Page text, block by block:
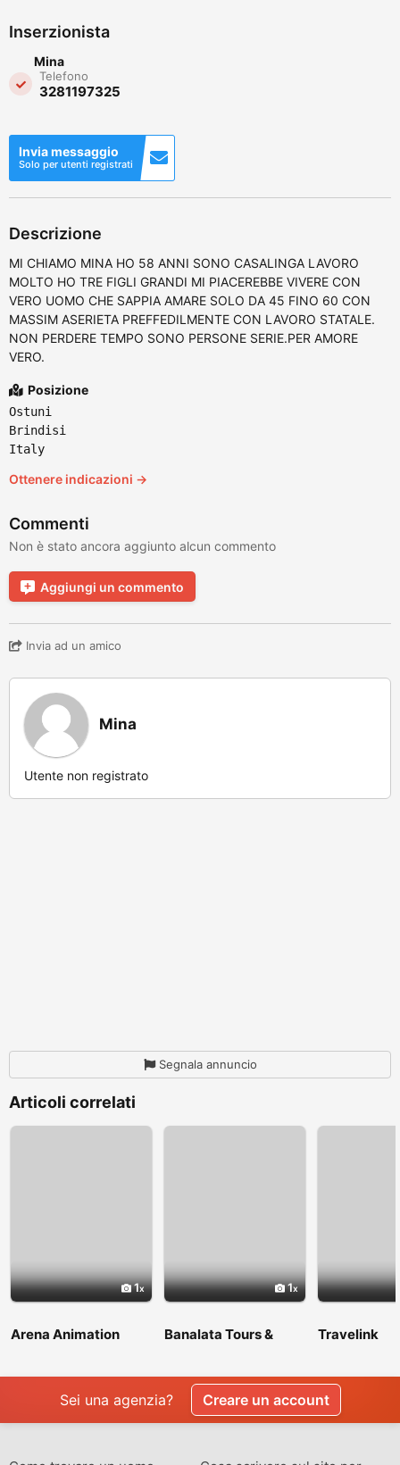
Inserzionista
Mina
Telefono
3281197325
Invia messaggio
Solo per utenti registrati
Descrizione
MI CHIAMO MINA HO 58 ANNI SONO CASALINGA LAVORO
MOLTO HO TRE FIGLI GRANDI MI PIACEREBBE VIVERE CON
VERO UOMO CHE SAPPIA AMARE SOLO DA 45 FINO 60 CON
MASSIM ASERIETA PREFFEDILMENTE CON LAVORO STATALE.
NON PERDERE TEMPO SONO PERSONE SERIE.PER AMORE
VERO.
Posizione
Ostuni
Brindisi
Italy
Ottenere indicazioni →
Commenti
Non è stato ancora aggiunto alcun commento
Aggiungi un commento
Invia ad un amico
Mina
Utente non registrato
Segnala annuncio
Articoli correlati
1
Arena Animation
1
Banalata Tours &
Travelink
Sei una agenzia? Creare un account